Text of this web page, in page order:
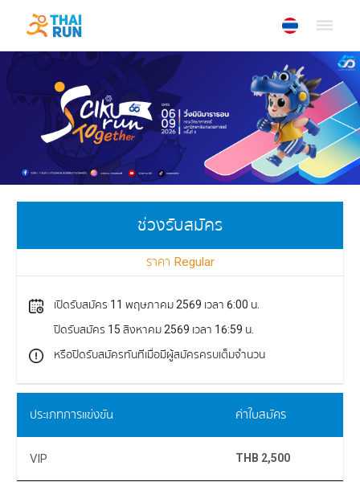
dehaze
ช่วงรับสมัคร
ราคา Regular
เปิดรับสมัคร 11 พฤษภาคม 2569 เวลา 6:00 น.
ปิดรับสมัคร 15 สิงหาคม 2569 เวลา 16:59 น.
หรือปิดรับสมัครทันทีเมื่อมีผู้สมัครครบเต็มจำนวน
ประเภทการแข่งขัน ค่าใบสมัคร
VIP THB 2,500